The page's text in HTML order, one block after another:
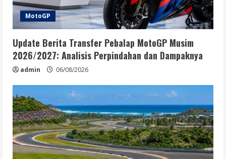
MotoGP
Update Berita Transfer Pebalap MotoGP Musim
2026/2027: Analisis Perpindahan dan Dampaknya
admin 06/08/2026